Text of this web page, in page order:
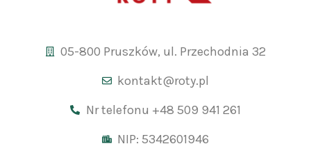
05-800 Pruszków, ul. Przechodnia 32
kontakt@roty.pl
Nr telefonu +48 509 941 261
NIP: 5342601946